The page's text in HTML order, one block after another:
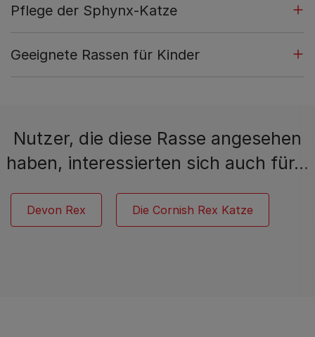
Pflege der Sphynx-Katze
Geeignete Rassen für Kinder
Nutzer, die diese Rasse angesehen
haben, interessierten sich auch für…
Devon Rex Die Cornish Rex Katze